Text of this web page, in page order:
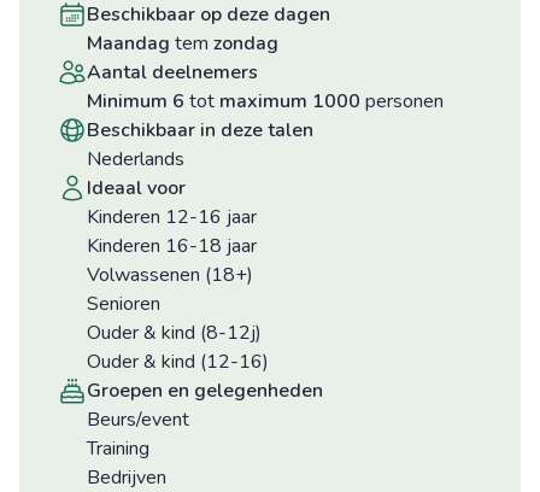
beschikbaar op deze dagen
maandag tem zondag
aantal deelnemers
minimum 6 tot maximum 1000 personen
beschikbaar in deze talen
Nederlands
ideaal voor
Kinderen 12-16 jaar
Kinderen 16-18 jaar
Volwassenen (18+)
Senioren
Ouder & kind (8-12j)
Ouder & kind (12-16)
groepen en gelegenheden
Beurs/event
Training
Bedrijven